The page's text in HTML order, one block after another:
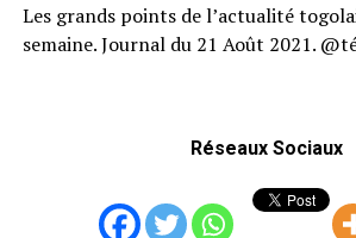
Les grands points de l’actualité
semaine. Journal du 21 Août 2021.
Réseaux Sociaux